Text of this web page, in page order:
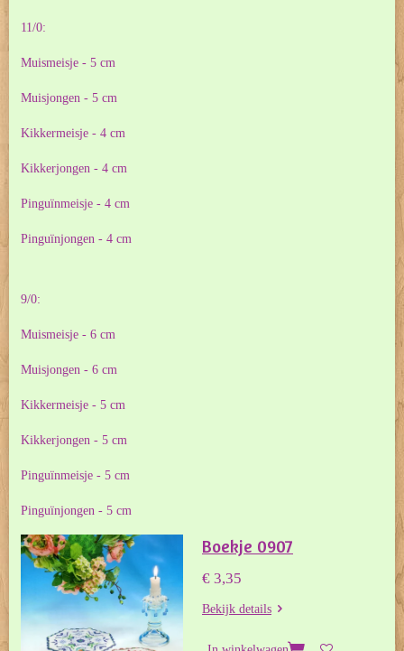
11/0:
Muismeisje - 5 cm
Muisjongen - 5 cm
Kikkermeisje - 4 cm
Kikkerjongen - 4 cm
Pinguïnmeisje - 4 cm
Pinguïnjongen - 4 cm
9/0:
Muismeisje - 6 cm
Muisjongen - 6 cm
Kikkermeisje - 5 cm
Kikkerjongen - 5 cm
Pinguïnmeisje - 5 cm
Pinguïnjongen - 5 cm
Boekje 0907
€ 3,35
Bekijk details